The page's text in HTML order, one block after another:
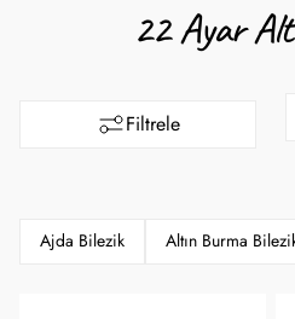
22 Ayar
Filtrele
Ajda Bilezik Altın Burma